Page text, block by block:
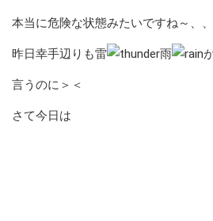
本当に危険な状態みたいですね～、、
昨日幸手辺りも雷 雨
言うのに＞＜
さて今日は